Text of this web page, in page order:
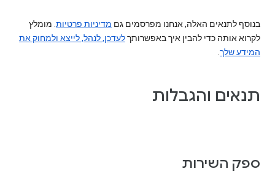
בנוסף לתנאים האלה, אנחנו מפרסמים גם מדיניות פרטיות . מומלץ
לקרוא אותה כדי להבין איך באפשרותךלעדכן, לנהל, לייצא ולמחוק את
המידע שלך
תנאים והגבלות
ספק השירות